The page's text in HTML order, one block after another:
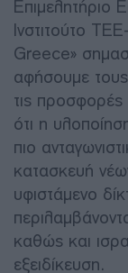
Ινστιτούτο
Greece»
αφήσουμε
τις
ότι η
πιο
κατασκευή
υφιστάμενο
καθώς και
εξειδίκευση.